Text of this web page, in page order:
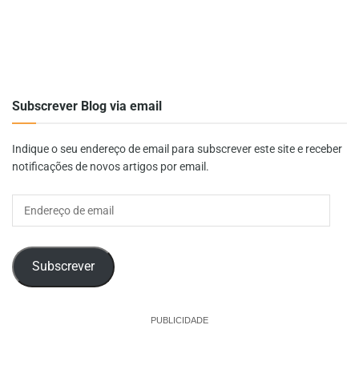
Subscrever Blog via email
Indique o seu endereço de email para subscrever este site e receber
notificações de novos artigos por email.
Endereço
Subscrever
PUBLICIDADE